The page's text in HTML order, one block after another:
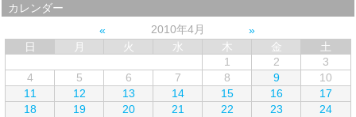
カレンダー
2010年4月
日
月 火 水 木 金
土
1
2
3
4
5 6 7 8 9
10
11
12 13 14 15 16
17
18
19 20 21 22 23
24